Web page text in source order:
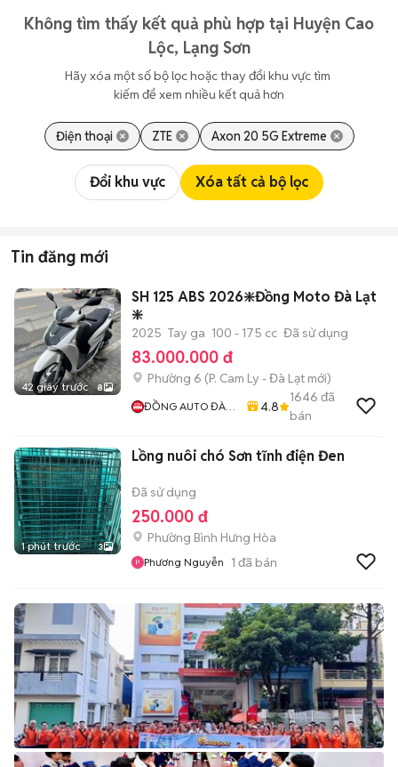
Không tìm thấy kết quả phù hợp tại Huyện Cao
Lộc, Lạng Sơn
Hãy xóa một số bộ lọc hoặc thay đổi khu vực tìm
kiếm để xem nhiều kết quả hơn
Điện thoại ZTE Axon 20 5G Extreme
Đổi khu vực Xóa tất cả bộ lọc
Tin đăng mới
42 giây trước 8
SH 125 ABS 2026❇️Đồng Moto Đà Lạt
❇️
2025 Tay ga 100 - 175 cc Đã sử dụng
83.000.000 đ
Phường 6 (P. Cam Ly - Đà Lạt mới)
ĐỒNG AUTO ĐÀ
4.8
1646 đã
bán
1 phút trước 3
Lồng nuôi chó Sơn tĩnh điện Đen
Đã sử dụng
250.000 đ
Phường Bình Hưng Hòa
Phương Nguyễn 1 đã bán